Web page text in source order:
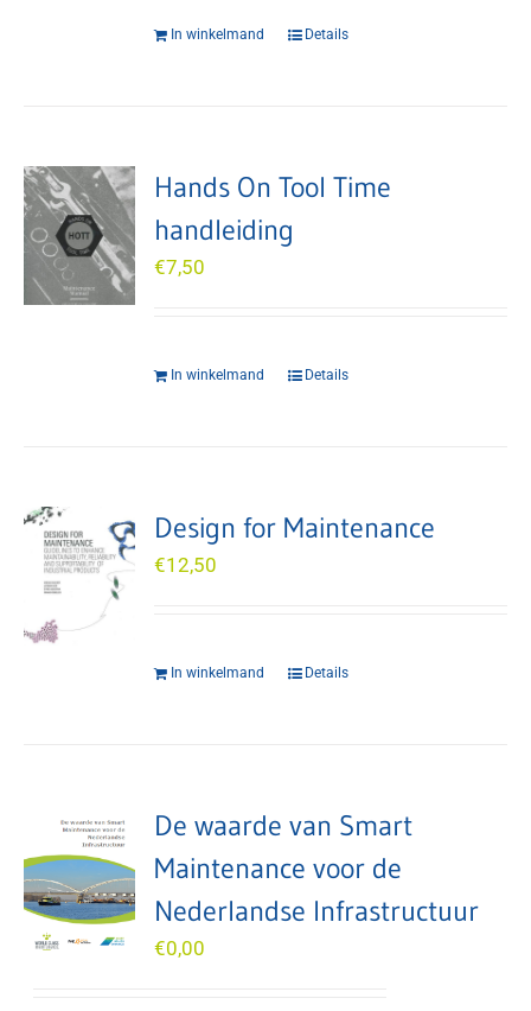
In winkelmand Details
Hands On Tool Time
handleiding
€7,50
In winkelmand Details
Design for Maintenance
€12,50
In winkelmand Details
De waarde van Smart
Maintenance voor de
Nederlandse Infrastructuur
€0,00